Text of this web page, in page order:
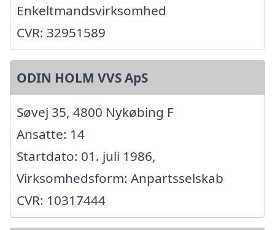
Enkeltmandsvirksomhed
CVR: 32951589
ODIN HOLM VVS ApS
Søvej 35, 4800 Nykøbing F
Ansatte: 14
Startdato: 01. juli 1986,
Virksomhedsform: Anpartsselskab
CVR: 10317444